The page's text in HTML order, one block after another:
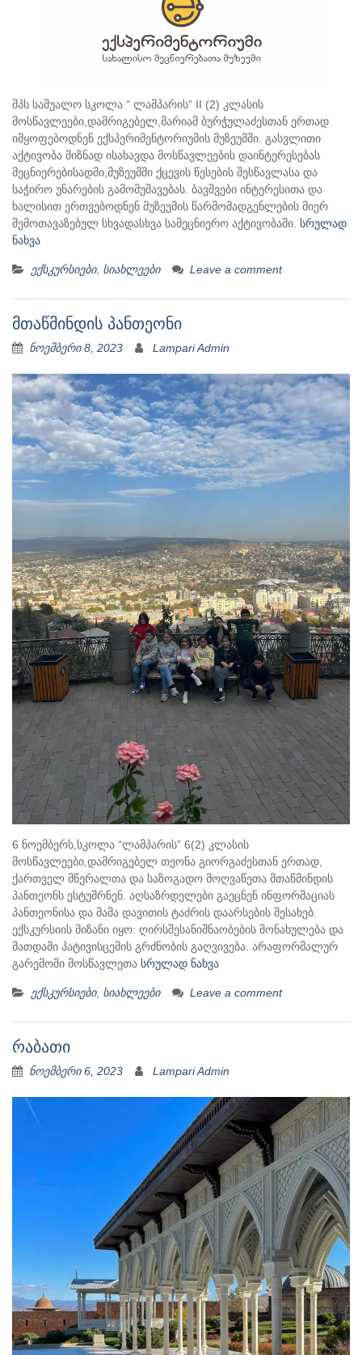
შპს საშუალო სკოლა “ ლამპარის” II (2) კლასის
მოსწავლეები,დამრიგებელ,მარიამ ბურჭულაძესთან ერთად
იმყოფებოდნენ ექსპერიმენტორიუმის მუზეუმში. გასვლითი
აქტივობა მიზნად ისახავდა მოსწავლეების დაინტერესებას
მეცნიერებისადმი,მუზეუმში ქცევის წესების შესწავლასა და
საჭირო უნარების გამომუშავებას. ბავშვები ინტერესითა და
ხალისით ერთვებოდნენ მუზეუმის წარმომადგენლების მიერ
შემოთავაზებულ სხვადასხვა სამეცნიერო აქტივობაში. სრულად
ნახვა
ექსკურსიები, სიახლეები Leave a comment
მთაწმინდის პანთეონი
ნოემბერი 8, 2023 Lampari Admin
6 ნოემბერს,სკოლა “ლამპარის” 6(2) კლასის
მოსწავლეები,დამრიგებელ თეონა გიორგაძესთან ერთად,
ქართველ მწერალთა და საზოგადო მოღვაწეთა მთაწმინდის
პანთეონს ესტუმრნენ. აღსაზრდელები გაეცნენ ინფორმაციას
პანთეონისა და მამა დავითის ტაძრის დაარსების შესახებ.
ექსკურსიის მიზანი იყო: ღირსშესანიშნაობების მონახულება და
მათდამი პატივისცემის გრძნობის გაღვივება. არაფორმალურ
გარემოში მოსწავლეთა სრულად ნახვა
ექსკურსიები, სიახლეები Leave a comment
რაბათი
ნოემბერი 6, 2023 Lampari Admin